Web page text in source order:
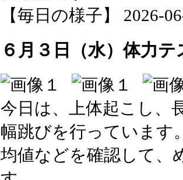
【毎日の様子】 2026-
６月３日（水）体力テ
今日は、上体起こし、
幅跳びを行っています
均値などを確認して、